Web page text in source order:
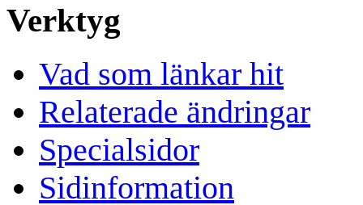
Verktyg
Vad som länkar hit
Relaterade ändringar
Specialsidor
Sidinformation